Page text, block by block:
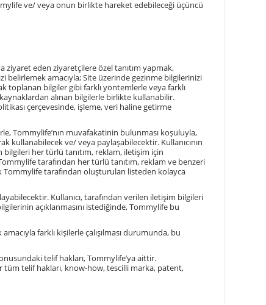
ve/ veya onun birlikte hareket edebileceği üçüncü
eden ziyaretçilere özel tanıtım yapmak,
amacıyla; Site üzerinde gezinme bilgilerinizi
toplanan bilgiler gibi farklı yöntemlerle veya farklı
alınan bilgilerle birlikte kullanabilir.
çerçevesinde, işleme, veri haline getirme
Tommylife’nın muvafakatinin bulunması koşuluyla,
kullanabilecek ve/ veya paylaşabilecektir. Kullanıcının
bilgileri her türlü tanıtım, reklam, iletişim için
tarafından her türlü tanıtım, reklam ve benzeri
tarafından oluşturulan listeden kolayca
Kullanıcı, tarafından verilen iletişim bilgileri
açıklanmasını istediğinde, Tommylife bu
farklı kişilerle çalışılması durumunda, bu
telif hakları, Tommylife’ya aittir.
tüm telif hakları, know-how, tescilli marka, patent,